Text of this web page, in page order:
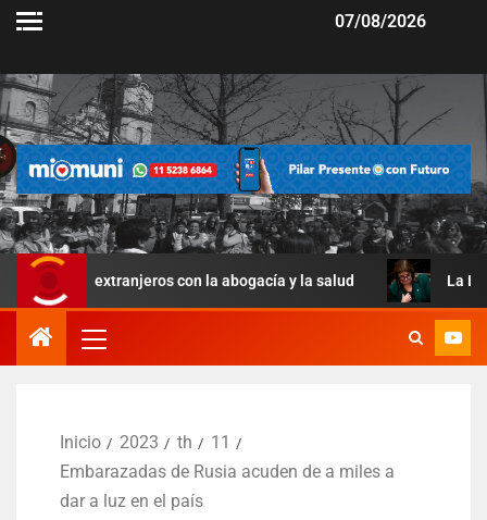
07/08/2026
extranjeros con la abogacía y la salud La Ley de
Inicio 2023 th
11
Embarazadas de Rusia acuden de a miles a
dar a luz en el país